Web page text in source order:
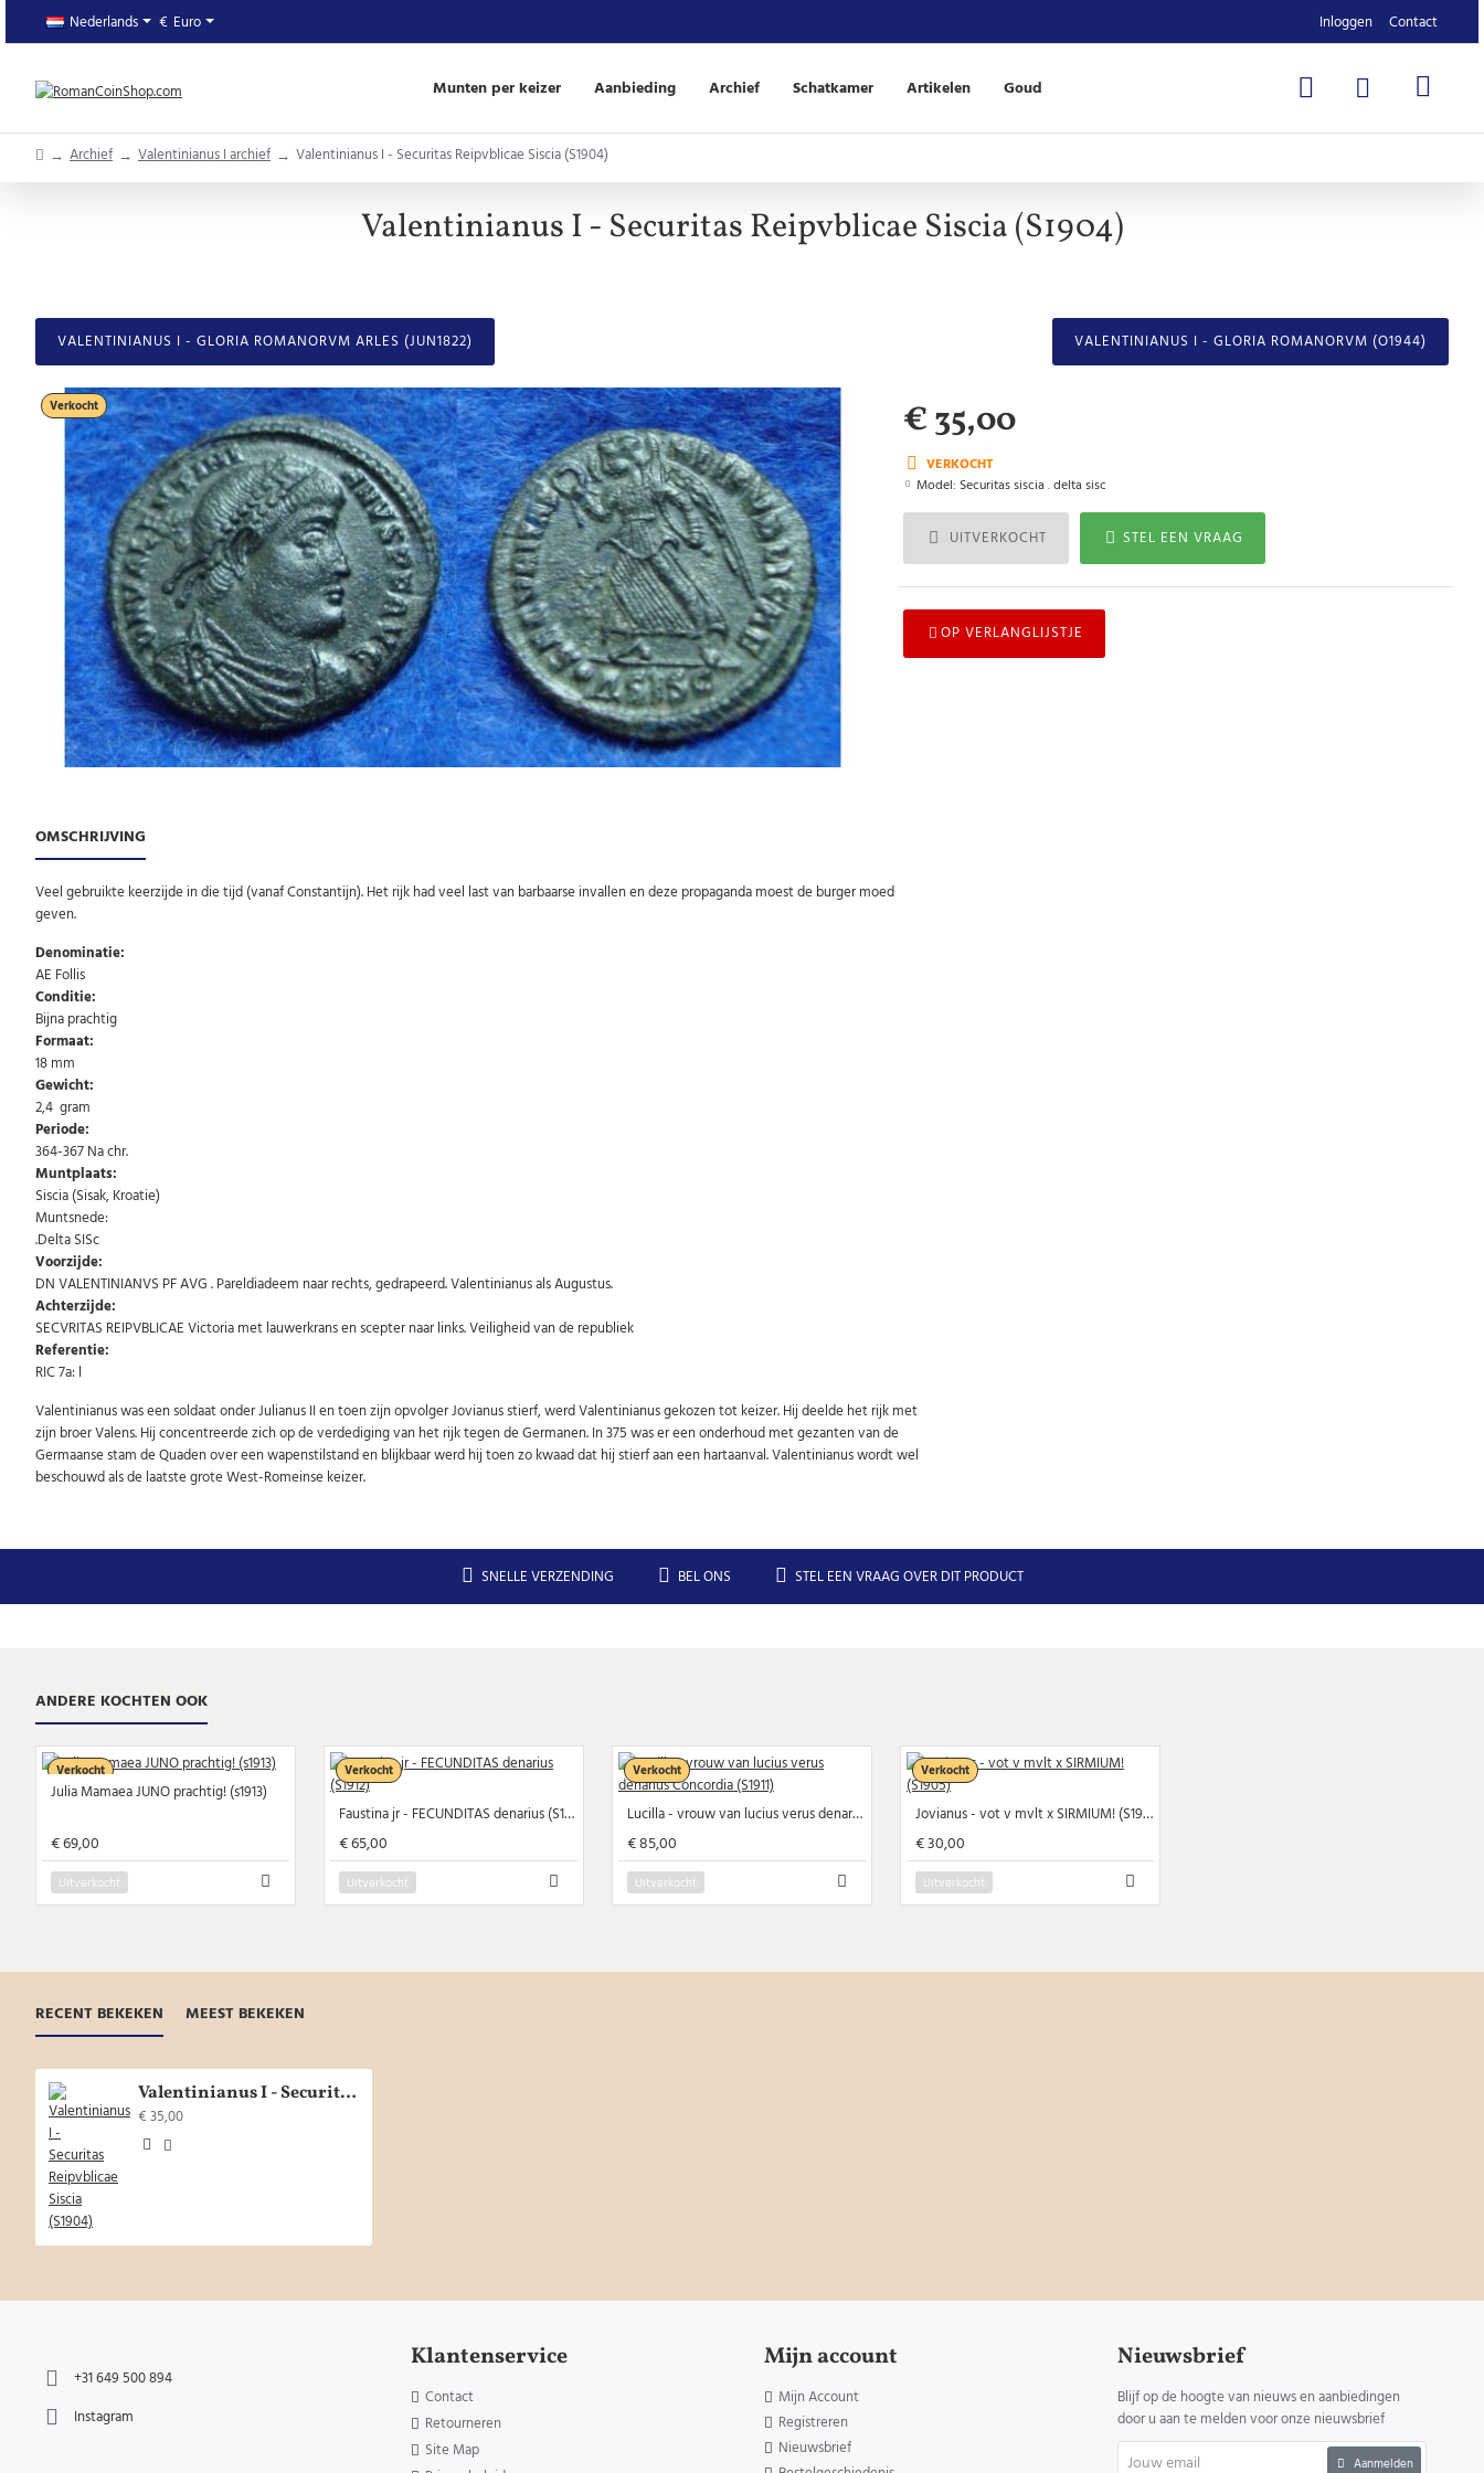
email
Uw gegevens worden niet gedeeld met derden
Niet meer opnieuw tonen.
Nederlands € Euro Inloggen Contact
Munten per keizer Aanbieding Archief Schatkamer Artikelen Goud
homeArchief Valentinianus I archief Valentinianus I - Securitas Reipvblicae Siscia (S1904)
Valentinianus I - Securitas Reipvblicae Siscia (S1904)
VALENTINIANUS I - GLORIA ROMANORVM ARLES (JUN1822) VALENTINIANUS I - GLORIA ROMANORVM (O1944)
Verkocht
VERKOCHT
Model: Securitas siscia . delta sisc
€ 35,00
UITVERKOCHT STEL EEN VRAAG
OP VERLANGLIJSTJE
OMSCHRIJVING
Veel gebruikte keerzijde in die tijd (vanaf Constantijn). Het rijk had veel last van barbaarse invallen en deze propaganda moest de burger moed
geven.
Denominatie:
AE Follis
Conditie:
Bijna prachtig
Formaat:
18 mm
Gewicht:
2,4 gram
Periode:
364-367 Na chr.
Muntplaats:
Siscia (Sisak, Kroatie)
Muntsnede:
.Delta SISc
Voorzijde:
DN VALENTINIANVS PF AVG . Pareldiadeem naar rechts, gedrapeerd. Valentinianus als Augustus.
Achterzijde:
SECVRITAS REIPVBLICAE Victoria met lauwerkrans en scepter naar links. Veiligheid van de republiek
Referentie:
RIC 7a: l
Valentinianus was een soldaat onder Julianus II en toen zijn opvolger Jovianus stierf, werd Valentinianus gekozen tot keizer. Hij deelde het rijk met
zijn broer Valens. Hij concentreerde zich op de verdediging van het rijk tegen de Germanen. In 375 was er een onderhoud met gezanten van de
Germaanse stam de Quaden over een wapenstilstand en blijkbaar werd hij toen zo kwaad dat hij stierf aan een hartaanval. Valentinianus wordt wel
beschouwd als de laatste grote West-Romeinse keizer.
SNELLE VERZENDING BEL ONS STEL EEN VRAAG OVER DIT PRODUCT
ANDERE KOCHTEN OOK
Verkocht
Julia Mamaea JUNO prachtig! (s1913)
€ 69,00
Uitverkocht
Verkocht
Faustina jr - FECUNDITAS denarius (S1912)
€ 65,00
Uitverkocht
Verkocht
Lucilla - vrouw van lucius verus denarius Concordia (S1911)
€ 85,00
Uitverkocht
Verkocht
Jovianus - vot v mvlt x SIRMIUM! (S1905)
€ 30,00
Uitverkocht
RECENT BEKEKEN MEEST BEKEKEN
Valentinianus I - Securitas Reipvblicae Siscia (S1904)
€ 35,00
+31 649 500 894
Instagram
Klantenservice
Contact
Retourneren
Site Map
Mijn account
Mijn Account
Registreren
Nieuwsbrief
Nieuwsbrief
Blijf op de hoogte van nieuws en aanbiedingen
door u aan te melden voor onze nieuwsbrief
Aanmelden